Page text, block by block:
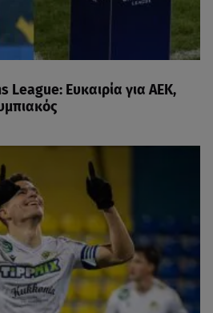
League: Ευκαιρία για ΑΕΚ,